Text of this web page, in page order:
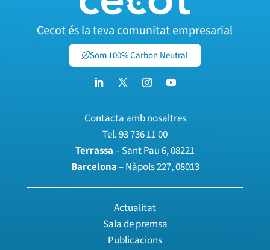
Cecot és la teva comunitat empresarial
Som 100% Carbon Neutral
Contacta amb nosaltres
Tel.93 736 11 00
Terrassa– Sant Pau 6, 08221
Barcelona– Nàpols 227, 08013
Actualitat
Sala de premsa
Publicacions